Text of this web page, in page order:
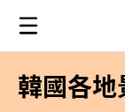
韓國各地